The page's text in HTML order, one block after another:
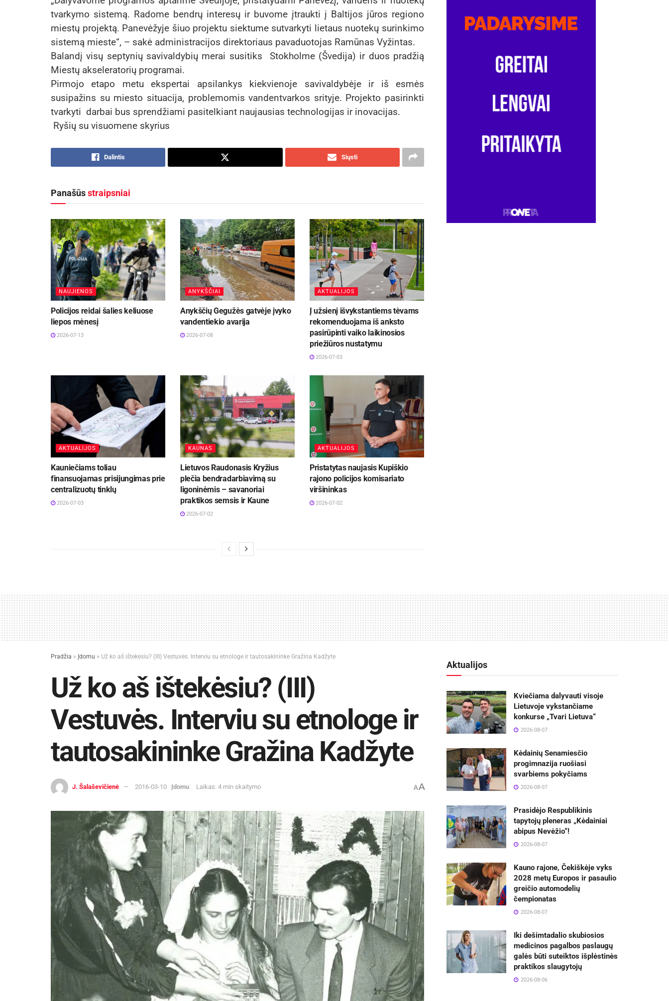
tvarkymo sistemą. Radome bendrų interesų ir buvome įtraukti į Baltijos jūros regiono
miestų projektą. Panevėžyje šiuo projektu siektume sutvarkyti lietaus nuotekų surinkimo
sistemą mieste“, – sakė administracijos direktoriaus pavaduotojas Ramūnas Vyžintas.
Balandį visų septynių savivaldybių merai susitiks Stokholme (Švedija) ir duos pradžią
Miestų akseleratorių programai.
Pirmojo etapo metu ekspertai apsilankys kiekvienoje savivaldybėje ir iš esmės
susipažins su miesto situacija, problemomis vandentvarkos srityje. Projekto pasirinkti
tvarkyti darbai bus sprendžiami pasitelkiant naujausias technologijas ir inovacijas.
Ryšių su visuomene skyrius
Dalintis Siųsti
Panašūsstraipsniai
NAUJIENOS
Policijos reidai šalies keliuose
liepos mėnesį
2026-07-13
ANYKŠČIAI
Anykščių Gegužės gatvėje įvyko
vandentiekio avarija
2026-07-08
AKTUALIJOS
Į užsienį išvykstantiems tėvams
rekomenduojama iš anksto
pasirūpinti vaiko laikinosios
priežiūros nustatymu
2026-07-03
AKTUALIJOS
Kauniečiams toliau
finansuojamas prisijungimas prie
centralizuotų tinklų
2026-07-03
KAUNAS
Lietuvos Raudonasis Kryžius
plečia bendradarbiavimą su
ligoninėmis – savanoriai
praktikos semsis ir Kaune
2026-07-02
AKTUALIJOS
Pristatytas naujasis Kupiškio
rajono policijos komisariato
viršininkas
2026-07-02
Pradžia » Įdomu » Už ko aš ištekėsiu? (III) Vestuvės. Interviu su etnologe ir tautosakininke Gražina Kadžyte
Už ko aš ištekėsiu? (III)
Vestuvės. Interviu su etnologe ir
tautosakininke Gražina Kadžyte
J. Šalaševičienė 2016-03-10 Įdomu Laikas: 4 min skaitymo AA
Aktualijos
Kviečiama dalyvauti visoje
Lietuvoje vykstančiame
konkurse „Tvari Lietuva“
2026-08-07
Kėdainių Senamiesčio
progimnazija ruošiasi
svarbiems pokyčiams
2026-08-07
Prasidėjo Respublikinis
tapytojų pleneras „Kėdainiai
abipus Nevėžio“!
2026-08-07
Kauno rajone, Čekiškėje vyks
2028 metų Europos ir pasaulio
greičio automodelių
čempionatas
2026-08-07
Iki dešimtadalio skubiosios
medicinos pagalbos paslaugų
galės būti suteiktos išplėstinės
praktikos slaugytojų
2026-08-06